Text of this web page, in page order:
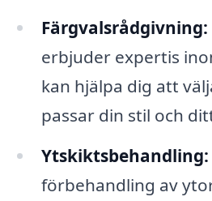
Färgvalsrådgivning:
erbjuder expertis
kan hjälpa dig att
passar din stil och
Ytskiktsbehandling:
förbehandling av